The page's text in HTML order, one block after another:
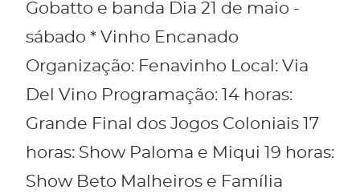
Gobatto e banda Dia 21 de maio -
sábado * Vinho Encanado
Organização: Fenavinho Local: Via
Del Vino Programação: 14 horas:
Grande Final dos Jogos Coloniais 17
horas: Show Paloma e Miqui 19 horas:
Show Beto Malheiros e Família